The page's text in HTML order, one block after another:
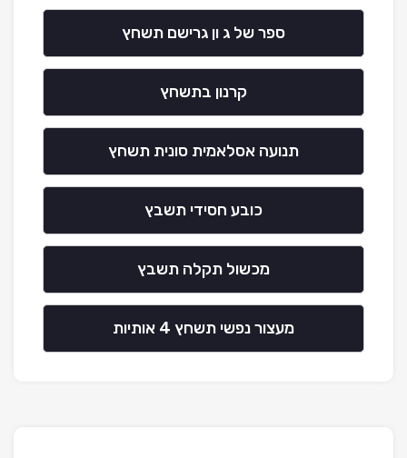
ספר של ג ון גרישם תשחץ
קרנון בתשחץ
תנועה אסלאמית סונית תשחץ
כובע חסידי תשבץ
מכשול תקלה תשבץ
מעצור נפשי תשחץ 4 אותיות